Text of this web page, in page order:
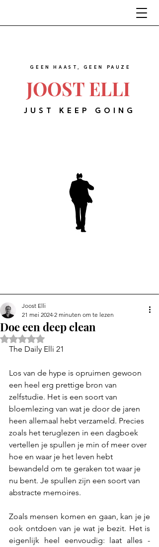
JOOST ELLI
GEEN HAAST, GEEN PAUZE
JUST KEEP GOING
Doe een deep clean
Joost Elli
21 mei 2024 2 minuten om te lezen
Beoordeeld met NaN uit 5 sterren.
The Daily Elli 21
Los van de hype is opruimen gewoon
een heel erg prettige bron van
zelfstudie. Het is een soort van
bloemlezing van wat je door de jaren
heen allemaal hebt verzameld. Precies
zoals het teruglezen in een dagboek
vertellen je spullen je min of meer over
hoe en waar je het leven hebt
bewandeld om te geraken tot waar je
nu bent. Je spullen zijn een soort van
abstracte memoires.
Zoals mensen komen en gaan, kan je je
ook ontdoen van je wat je bezit. Het is
eigenlijk heel eenvoudig: laat alles -